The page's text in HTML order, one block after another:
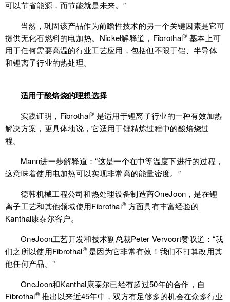
可以节省能源，而节能就是未来。”
当然，巩固该产品作为前瞻性技术的另一个关键因素是它可
提供无化石燃料的电加热。Nickel解释道，Fibrothal® 基本上可
用于任何需要高温的行业工艺应用，包括但不限于铝、半导体
和锂离子行业的热处理。
适用于酸焙烧的理想选择
实践证明，Fibrothal® 是适用于锂离子行业的一种有效加热
解决方案，更具体地说，它适用于锂精炼过程中的酸焙烧过
程。
Mann进一步解释道：“这是一个在中等温度下进行的过程，
这意味着使用电加热可以实现非常高的能量密度。”
德韩机械工程公司和热处理设备制造商OneJoon，是在锂
离子工艺和其他领域使用Fibrothal® 方面具有丰富经验的
Kanthal康泰尔客户。
OneJoon工艺开发和技术副总裁Peter Vervoort赞叹道：“我
们之所以使用Fibrothal®是因为它非常有效！我们不打算改用其
他任何产品。”
OneJoon和Kanthal康泰尔已经有超过50年的合作，自
Fibrothal® 推出以来近45年中，双方有足够多的机会在众多行业